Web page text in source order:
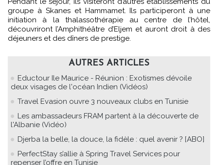
groupe à Skanes et Hammamet. Ils participeront à une
initiation à la thalassothérapie au centre de l’hôtel,
découvriront l’Amphithéâtre d’Eljem et auront droit à des
déjeuners et des dîners de prestige.
AUTRES ARTICLES
Eductour Ile Maurice - Réunion : Exotismes dévoile
deux visages de l'océan Indien (Vidéos)
Travel Evasion ouvre 3 nouveaux clubs en Tunisie
Les ambassadeurs FRAM partent à la découverte de
l'Albanie (Vidéo)
Djerba la belle, la douce, la fidèle : quel avenir ? [ABO]
PerfectStay s’allie à Spring Travel Services pour
repenser l’offre en Tunisie